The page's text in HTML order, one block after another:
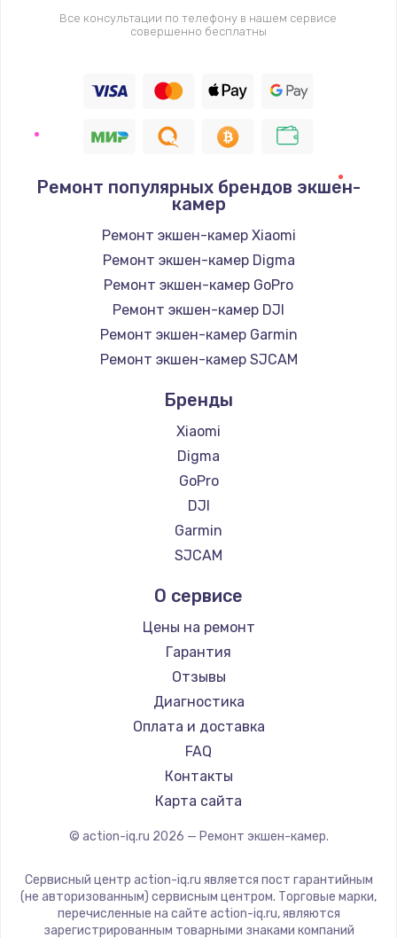
Заказать
2500 руб.
1400 руб.
Заказать
Замена / ремонт электронного модуля
Заказать
1100 руб.
Заказать
Замена платы сенсора
900 руб.
Заказать
900 руб.
Заказать
Замена сенсорного датчика
Заказать
Замена сигнальной лампы
1200 руб.
1500 руб.
Заказать
Все консультации по телефону в нашем сервисе
совершенно бесплатны
Ремонт популярных брендов экшен-
камер
Ремонт экшен-камер Xiaomi
Ремонт экшен-камер Digma
Ремонт экшен-камер GoPro
Ремонт экшен-камер DJI
Ремонт экшен-камер Garmin
Ремонт экшен-камер SJCAM
Бренды
Xiaomi
Digma
GoPro
DJI
Garmin
SJCAM
О сервисе
Цены на ремонт
Гарантия
Отзывы
Диагностика
Оплата и доставка
FAQ
Контакты
Карта сайта
© action-iq.ru 2026 — Ремонт экшен-камер.
Сервисный центр action-iq.ru является пост гарантийным
(не авторизованным) сервисным центром. Торговые марки,
перечисленные на сайте action-iq.ru, являются
зарегистрированным товарными знаками компаний